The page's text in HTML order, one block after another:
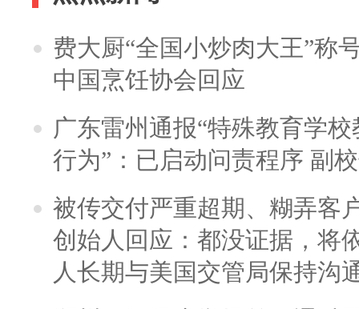
费大厨“全国小炒肉大王”称
中国烹饪协会回应
广东雷州通报“特殊教育学
行为”：已启动问责程序 副
被传交付严重超期、糊弄客
创始人回应：都没证据，将
人长期与美国交管局保持沟